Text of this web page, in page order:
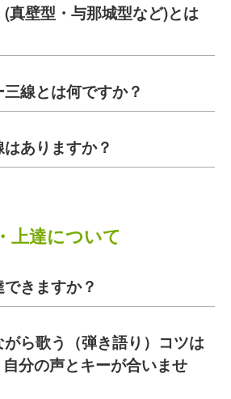
真壁型・与那城型など)とは
線とは何ですか？
ありますか？
上達について
きますか？
ら歌う（弾き語り）コツは
分の声とキーが合いませ